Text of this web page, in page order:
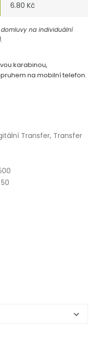
6.80 Kč
domluvy na individuální
karabinou,
na mobilní telefon.
Transfer, Transfer